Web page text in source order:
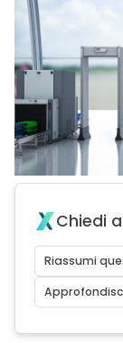
Chiedi
Riassumi